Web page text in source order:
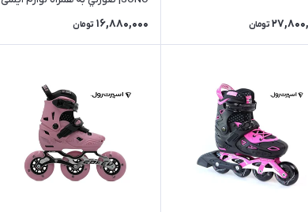
تومان 16,880,000 تومان